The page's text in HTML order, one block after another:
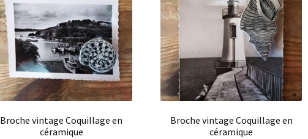
Broche vintage Coquillage en
céramique
Broche vintage Coquillage en
céramique